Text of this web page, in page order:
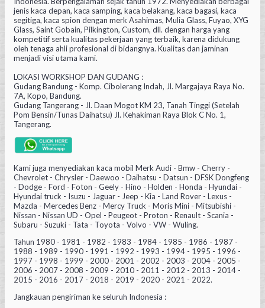
jenis kaca depan, kaca samping, kaca belakang, kaca bagasi, kaca
segitiga, kaca spion dengan merk Asahimas, Mulia Glass, Fuyao, XYG
Glass, Saint Gobain, Pilkington, Custom, dll. dengan harga yang
kompetitif serta kualitas pekerjaan yang terbaik, karena didukung
oleh tenaga ahli profesional di bidangnya. Kualitas dan jaminan
menjadi visi utama kami.
LOKASI WORKSHOP DAN GUDANG :
Gudang Bandung - Komp. Cibolerang Indah, Jl. Margajaya Raya No.
7A, Kopo, Bandung.
Gudang Tangerang - Jl. Daan Mogot KM 23, Tanah Tinggi (Setelah
Pom Bensin/Tunas Daihatsu) Jl. Kehakiman Raya Blok C No. 1,
Tangerang.
Kami juga menyediakan kaca mobil Merk Audi - Bmw - Cherry -
Chevrolet - Chrysler - Daewoo - Daihatsu - Datsun - DFSK Dongfeng
- Dodge - Ford - Foton - Geely - Hino - Holden - Honda - Hyundai -
Hyundai truck - Isuzu - Jaguar - Jeep - Kia - Land Rover - Lexus -
Mazda - Mercedes Benz - Mercy Truck - Moris Mini - Mitsubishi -
Nissan - Nissan UD - Opel - Peugeot - Proton - Renault - Scania -
Subaru - Suzuki - Tata - Toyota - Volvo - VW - Wuling.
Tahun 1980 - 1981 - 1982 - 1983 - 1984 - 1985 - 1986 - 1987 -
1988 - 1989 - 1990 - 1991 - 1992 - 1993 - 1994 - 1995 - 1996 -
1997 - 1998 - 1999 - 2000 - 2001 - 2002 - 2003 - 2004 - 2005 -
2006 - 2007 - 2008 - 2009 - 2010 - 2011 - 2012 - 2013 - 2014 -
2015 - 2016 - 2017 - 2018 - 2019 - 2020 - 2021 - 2022.
Jangkauan pengiriman ke seluruh Indonesia :